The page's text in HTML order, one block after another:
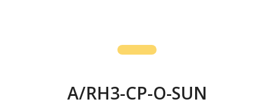
A/RH3-CP-O-SUN